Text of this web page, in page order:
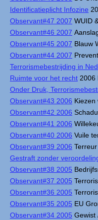
Identificatieplicht Infozine
Observant#47 2007 WUID
Observant#46 2007
Observant#45 2007 Blauw
Observant#44 2007
Terrorismebestrijding in
Ruimte voor het recht 2006
Onder Druk,
Observant#43 2006 Kiezen
Observant#42 2006
Observant#41 2006
Observant#40 2006 Vuile
Observant#39 2006
Gestraft zonder
Observant#38 2005
Observant#37 2005
Observant#36 2005
Observant#35 2005 EU
Observant#34 2005 Gewist